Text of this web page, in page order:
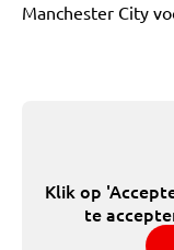
Manchester City
Klik op
te